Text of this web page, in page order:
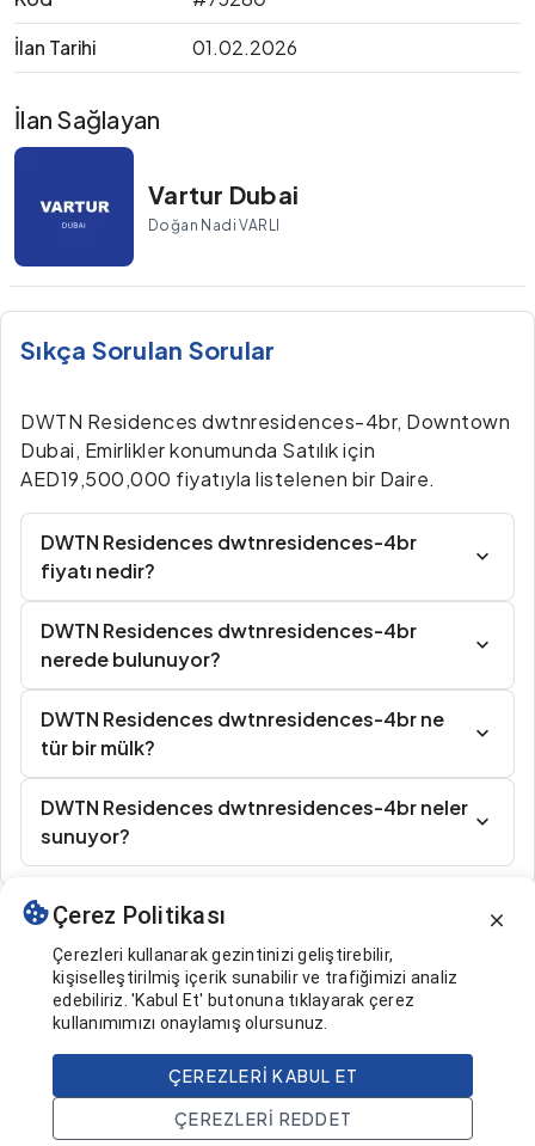
İlan Tarihi
01.02.2026
İlan Sağlayan
Vartur Dubai
Doğan Nadi VARLI
Sıkça Sorulan Sorular
DWTN Residences dwtnresidences-4br, Downtown
Dubai, Emirlikler konumunda Satılık için
AED19,500,000 fiyatıyla listelenen bir Daire.
DWTN Residences dwtnresidences-4br
fiyatı nedir?
DWTN Residences dwtnresidences-4br
nerede bulunuyor?
DWTN Residences dwtnresidences-4br ne
tür bir mülk?
DWTN Residences dwtnresidences-4br neler
sunuyor?
Benzer İlanlar
5.314.000 $
Çerez Politikası
Çerezleri kullanarak gezintinizi geliştirebilir,
kişiselleştirilmiş içerik sunabilir ve trafiğimizi analiz
edebiliriz. 'Kabul Et' butonuna tıklayarak çerez
kullanımımızı onaylamış olursunuz.
ÇEREZLERI KABUL ET
ÇEREZLERI REDDET